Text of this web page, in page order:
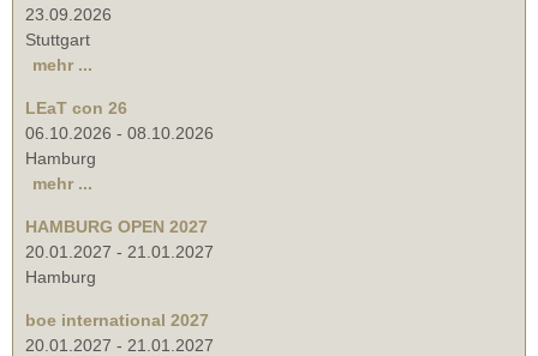
23.09.2026
Stuttgart
mehr ...
LEaT con 26
06.10.2026 - 08.10.2026
Hamburg
mehr ...
HAMBURG OPEN 2027
20.01.2027 - 21.01.2027
Hamburg
boe international 2027
20.01.2027 - 21.01.2027